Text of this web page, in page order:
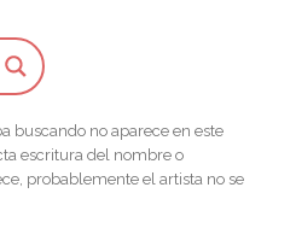
buscando no aparece en este
escritura del nombre o
probablemente el artista no se